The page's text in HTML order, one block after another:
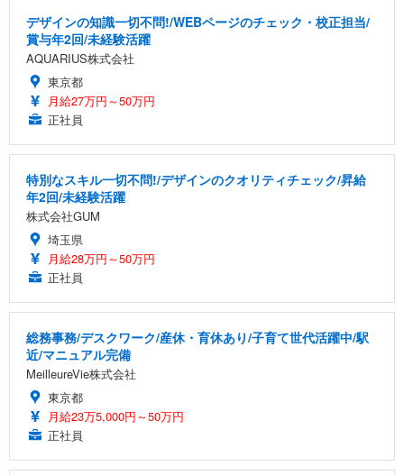
デザインの知識一切不問!/WEBページのチェック・校正担当/
賞与年2回/未経験活躍
AQUARIUS株式会社
東京都
月給27万円～50万円
正社員
特別なスキル一切不問!/デザインのクオリティチェック/昇給
年2回/未経験活躍
株式会社GUM
埼玉県
月給28万円～50万円
正社員
総務事務/デスクワーク/産休・育休あり/子育て世代活躍中/駅
近/マニュアル完備
MeilleureVie株式会社
東京都
月給23万5,000円～50万円
正社員